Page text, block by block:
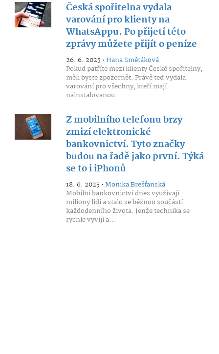
Česká spořitelna vydala
varování pro klienty na
WhatsAppu. Po přijetí této
zprávy můžete přijít o peníze
26. 6. 2025 •Hana Smětáková
Pokud patříte mezi klienty České spořitelny,
měli byste zpozornět. Právě teď vydala
varování pro všechny, kteří mají
nainstalovanou...
Z mobilního telefonu brzy
zmizí elektronické
bankovnictví. Tyto značky
budou na řadě jako první. Týká
se to i iPhonů
18. 6. 2025 •Monika Brešťanská
Mobilní bankovnictví dnes využívají
miliony lidí a stalo se běžnou součástí
každodenního života. Jenže technika se
rychle vyvíjí a...